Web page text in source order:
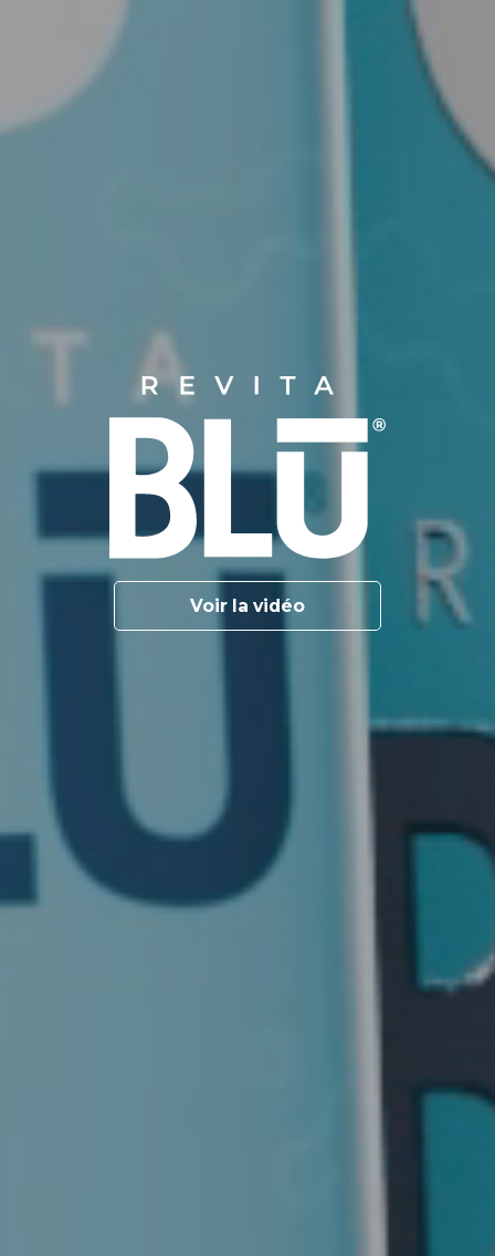
Voir la vidéo